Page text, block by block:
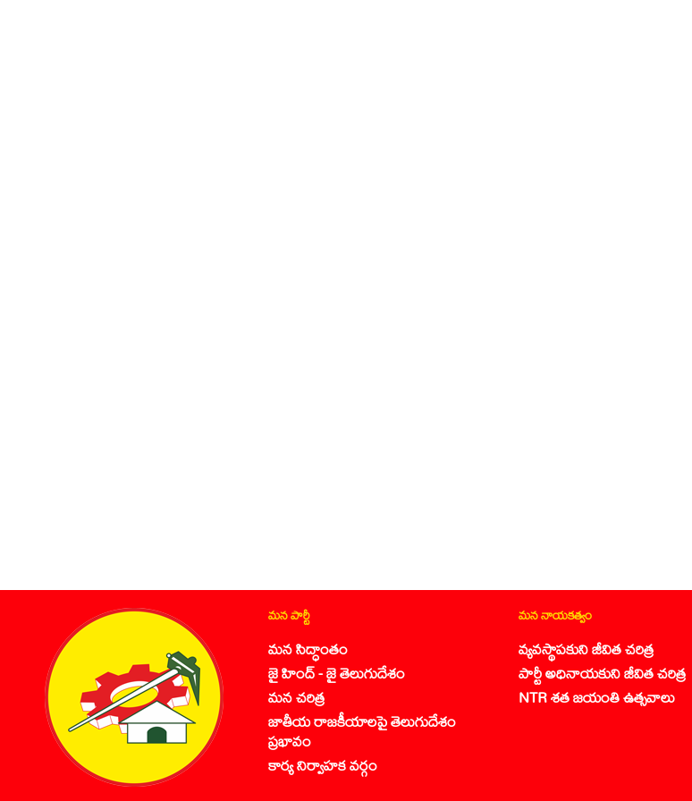
మన పార్టీ
మన సిద్ధాంతం
జై హింద్ - జై తెలుగుదేశం
మన చరిత్ర
జాతీయ రాజకీయాలపై తెలుగుదేశం
ప్రభావం
కార్య నిర్వాహక వర్గం
మన నాయకత్వం
వ్యవస్థాపకుని జీవిత చరిత్ర
పార్టీ అధినాయకుని జీవిత చరిత్ర
NTR శత జయంతి ఉత్సవాలు